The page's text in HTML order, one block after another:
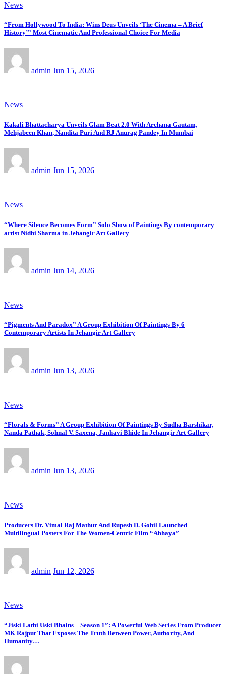
News
“From Hollywood To India: Wins Deus Unveils ‘The Cinema – A Brief
History’” Most Cinematic And Professional Choice For Media
admin Jun 15, 2026
News
Kakali Bhattacharya Unveils Glam Beat 2.0 With Archana Gautam,
Mehjabeen Khan, Nandita Puri And RJ Anurag Pandey In Mumbai
admin Jun 15, 2026
News
“Where Silence Becomes Form” Solo Show of Paintings By contemporary
artist Nidhi Sharma in Jehangir Art Gallery
admin Jun 14, 2026
News
“Pigments And Paradox” A Group Exhibition Of Paintings By 6
Contemporary Artists In Jehangir Art Gallery
admin Jun 13, 2026
News
“Florals & Forms” A Group Exhibition Of Paintings By Sudha Barshikar,
Nanda Pathak, Sohnal V. Saxena, Janhavi Bhide In Jehangir Art Gallery
admin Jun 13, 2026
News
Producers Dr. Vimal Raj Mathur And Rupesh D. Gohil Launched
Multilingual Posters For The Women-Centric Film “Abhaya”
admin Jun 12, 2026
News
“Jiski Lathi Uski Bhains – Season 1”: A Powerful Web Series From Producer
MK Rajput That Exposes The Truth Between Power, Authority, And
Humanity…